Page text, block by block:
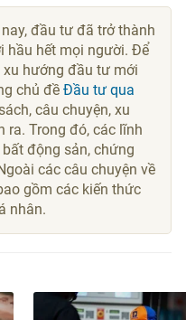
đầu tư đã trở thành
hầu hết mọi người. Để
hướng đầu tư mới
chủ đềĐầu tư qua
câu chuyện, xu
ra. Trong đó, các lĩnh
động sản, chứng
các câu chuyện về
gồm các kiến thức
nhân.